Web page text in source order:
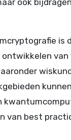
is
van
van best